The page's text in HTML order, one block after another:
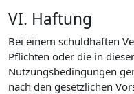
VI. Haftung
Bei einem schuldhaften
Pflichten oder die in
Nutzungsbedingungen
nach den gesetzlichen